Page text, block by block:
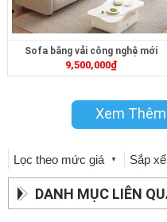
Sofa băng vải công nghệ mới
ZB456
9,500,000₫
Xem
Lọc theo mức giá ▼ Sắp
DANH MỤC LIÊN